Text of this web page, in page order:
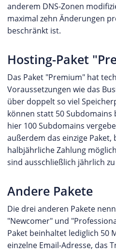
anderem DNS-Zonen
maximal zehn Änderungen
beschränkt ist.
Hosting-Paket
Das Paket "Premium" hat
Voraussetzungen wie das
über doppelt so viel
können statt 50 Subdomains
hier 100 Subdomains
außerdem das einzige Paket,
halbjährliche Zahlung
sind ausschließlich jährlich
Andere Pakete
Die drei anderen Pakete
"Newcomer" und
Paket beinhaltet lediglich 50
einzelne Email-Adresse, das